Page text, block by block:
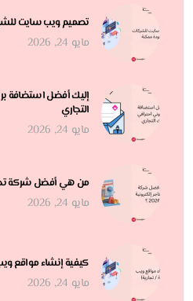
تصميم ويب سايت
مايو 24, 2026
إليك أفضل استضافة
التجاري
مايو 24, 2026
من هي أفضل شركة تصميم
مايو 24, 2026
كيفية إنشاء مواقع
مايو 24, 2026